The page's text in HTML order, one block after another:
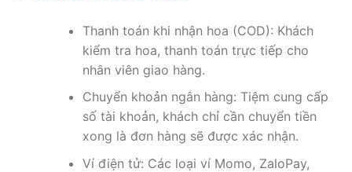
Thanh toán khi nhận hoa (COD): Khách
kiểm tra hoa, thanh toán trực tiếp cho
nhân viên giao hàng.
Chuyển khoản ngân hàng: Tiệm cung cấp
số tài khoản, khách chỉ cần chuyển tiền
xong là đơn hàng sẽ được xác nhận.
Ví điện tử: Các loại ví Momo, ZaloPay,